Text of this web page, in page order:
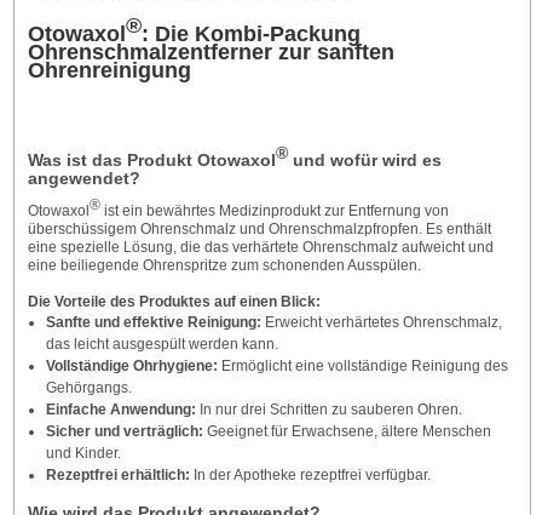
Otowaxol ®: Die Kombi-Packung
Ohrenschmalzentferner zur sanften
Ohrenreinigung
Was ist das Produkt Otowaxol®und wofür wird es
angewendet?
Otowaxol ®ist ein bewährtes Medizinprodukt zur Entfernung von
überschüssigem Ohrenschmalz und Ohrenschmalzpfropfen. Es enthält
eine spezielle Lösung, die das verhärtete Ohrenschmalz aufweicht und
eine beiliegende Ohrenspritze zum schonenden Ausspülen.
Die Vorteile des Produktes auf einen Blick:
Sanfte und effektive Reinigung: Erweicht verhärtetes Ohrenschmalz,
das leicht ausgespült werden kann.
Vollständige Ohrhygiene: Ermöglicht eine vollständige Reinigung des
Gehörgangs.
Einfache Anwendung: In nur drei Schritten zu sauberen Ohren.
Sicher und verträglich: Geeignet für Erwachsene, ältere Menschen
und Kinder.
Rezeptfrei erhältlich: In der Apotheke rezeptfrei verfügbar.